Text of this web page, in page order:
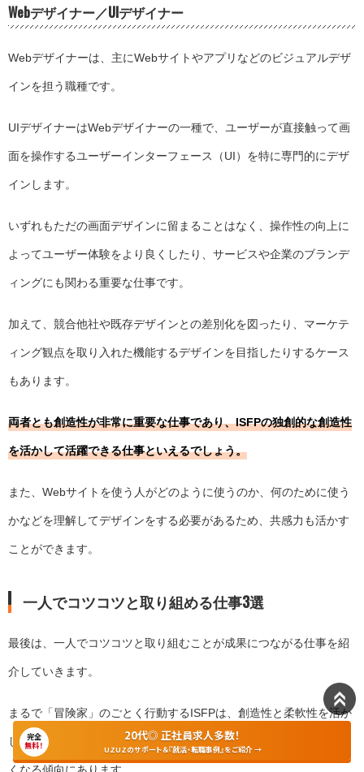
Webデザイナー／UIデザイナー
Webデザイナーは、主にWebサイトやアプリなどのビジュアルデザ
インを担う職種です。
UIデザイナーはWebデザイナーの一種で、ユーザーが直接触って画
面を操作するユーザーインターフェース（UI）を特に専門的にデザ
インします。
いずれもただの画面デザインに留まることはなく、操作性の向上に
よってユーザー体験をより良くしたり、サービスや企業のブランデ
ィングにも関わる重要な仕事です。
加えて、競合他社や既存デザインとの差別化を図ったり、マーケテ
ィング観点を取り入れた機能するデザインを目指したりするケース
もあります。
両者とも創造性が非常に重要な仕事であり、ISFPの独創的な創造性
を活かして活躍できる仕事といえるでしょう。
また、Webサイトを使う人がどのように使うのか、何のために使う
かなどを理解してデザインをする必要があるため、共感力も活かす
ことができます。
一人でコツコツと取り組める仕事3選
最後は、一人でコツコツと取り組むことが成果につながる仕事を紹
介していきます。
まるで「冒険家」のごとく行動するISFPは、創造性と柔軟性を活か
しながら満足いくまで一つの仕事に取り組むと成果につながりやす
完全
無料！
20代◎ 正社員求人多数！
UZUZのサポート＆『就活・転職事例』をご紹介 →